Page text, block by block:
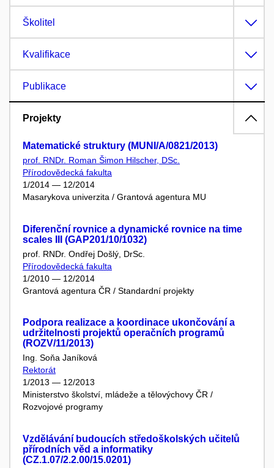
Školitel
Kvalifikace
Publikace
Projekty
Matematické struktury (MUNI/A/0821/2013)
prof. RNDr. Roman Šimon Hilscher, DSc.
Přírodovědecká fakulta
1/2014 — 12/2014
Masarykova univerzita / Grantová agentura MU
Diferenční rovnice a dynamické rovnice na time
scales III (GAP201/10/1032)
prof. RNDr. Ondřej Došlý, DrSc.
Přírodovědecká fakulta
1/2010 — 12/2014
Grantová agentura ČR / Standardní projekty
Podpora realizace a koordinace ukončování a
udržitelnosti projektů operačních programů
(ROZV/11/2013)
Ing. Soňa Janíková
Rektorát
1/2013 — 12/2013
Ministerstvo školství, mládeže a tělovýchovy ČR /
Rozvojové programy
Vzdělávání budoucích středoškolských učitelů
přírodních věd a informatiky
(CZ.1.07/2.2.00/15.0201)